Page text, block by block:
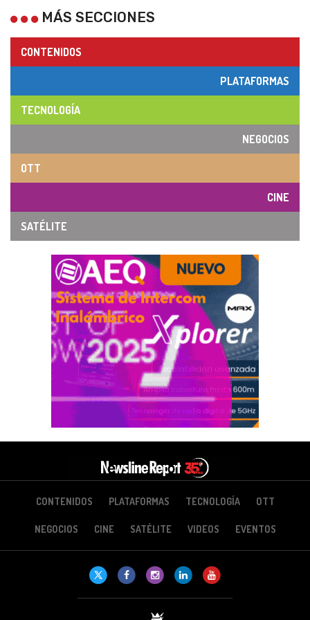
MÁS SECCIONES
CONTENIDOS
PLATAFORMAS
TECNOLOGÍA
NEGOCIOS
OTT
CINE
SATÉLITE
CONTENIDOS PLATAFORMAS TECNOLOGÍA OTT
NEGOCIOS CINE SATÉLITE VIDEOS EVENTOS